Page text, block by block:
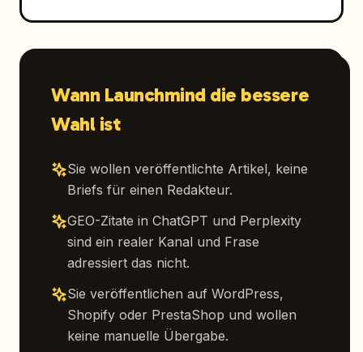
Wann Launchmind die bessere
Wahl ist
Sie wollen veröffentlichte Artikel, keine
Briefs für einen Redakteur.
GEO-Zitate in ChatGPT und Perplexity
sind ein realer Kanal und Frase
adressiert das nicht.
Sie veröffentlichen auf WordPress,
Shopify oder PrestaShop und wollen
keine manuelle Übergabe.